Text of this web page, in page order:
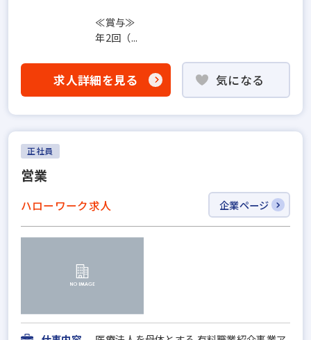
≪賞与≫
年2回（...
求人詳細を見る 気になる
正社員
営業
ハローワーク求人 企業ページ